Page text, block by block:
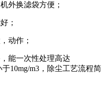
机外换滤袋方便；
能好；
，动作；
能一次性处理高达
10mg/m3，除尘工艺流程简